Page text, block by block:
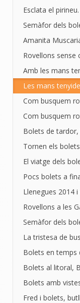
Esclata el
Semàfor dels
Amanita
Rovellons sense
Amb les mans
Les mans
Com busquem
Com busquem
Bolets de
Tornen els
El viatge dels
Pocs bolets a
Llenegues 2014
Rovellons a les
Semàfor dels
La tristesa de
Bolets en temps
Bolets al litoral,
Bolets amb
Fred i bolets,